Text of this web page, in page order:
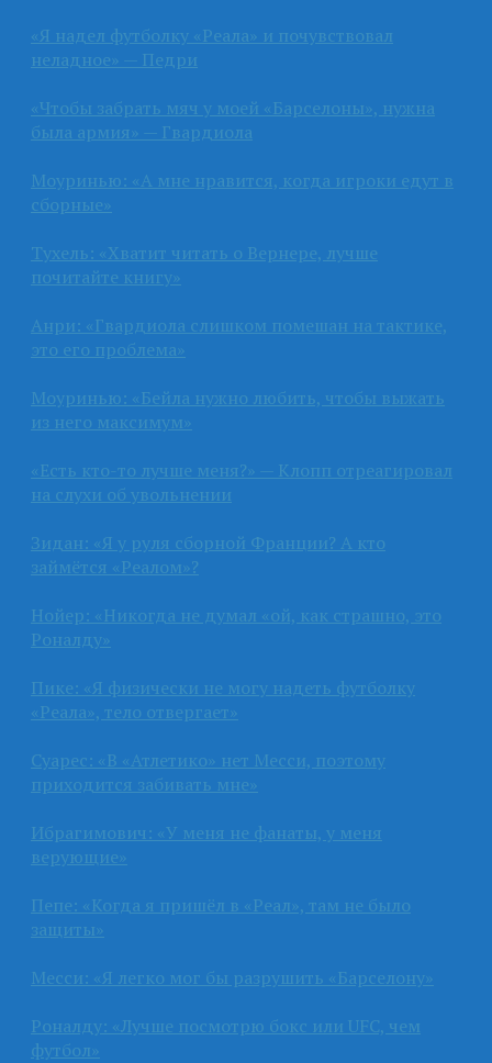
«Я надел футболку «Реала» и почувствовал
неладное» — Педри
«Чтобы забрать мяч у моей «Барселоны», нужна
была армия» — Гвардиола
Моуринью: «А мне нравится, когда игроки едут в
сборные»
Тухель: «Хватит читать о Вернере, лучше
почитайте книгу»
Анри: «Гвардиола слишком помешан на тактике,
это его проблема»
Моуринью: «Бейла нужно любить, чтобы выжать
из него максимум»
«Есть кто-то лучше меня?» — Клопп отреагировал
на слухи об увольнении
Зидан: «Я у руля сборной Франции? А кто
займётся «Реалом»?
Нойер: «Никогда не думал «ой, как страшно, это
Роналду»
Пике: «Я физически не могу надеть футболку
«Реала», тело отвергает»
Суарес: «В «Атлетико» нет Месси, поэтому
приходится забивать мне»
Ибрагимович: «У меня не фанаты, у меня
верующие»
Пепе: «Когда я пришёл в «Реал», там не было
защиты»
Месси: «Я легко мог бы разрушить «Барселону»
Роналду: «Лучше посмотрю бокс или UFC, чем
футбол»